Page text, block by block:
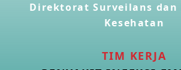
Kasus Konfirmasi Avian Influenza
Direktorat Surveilans dan
Kesehatan
TIM KERJA